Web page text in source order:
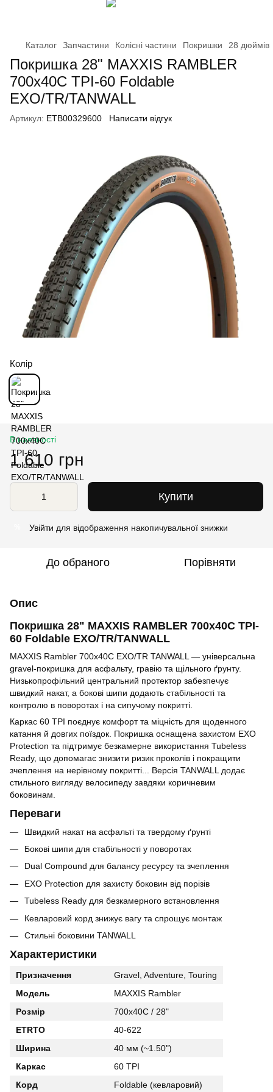
Каталог Запчастини Колісні частини Покришки 28 дюймів
Покришка 28" MAXXIS RAMBLER
700x40C TPI-60 Foldable
EXO/TR/TANWALL
Артикул: ETB00329600 Написати відгук
Колір
В наявності
1 610 грн
Купити
Увійти для відображення накопичувальної знижки
До обраного Порівняти
Опис
Покришка 28" MAXXIS RAMBLER 700x40C TPI-
60 Foldable EXO/TR/TANWALL
MAXXIS Rambler 700x40C EXO/TR TANWALL — універсальна
gravel-покришка для асфальту, гравію та щільного ґрунту.
Низькопрофільний центральний протектор забезпечує
швидкий накат, а бокові шипи додають стабільності та
контролю в поворотах і на сипучому покритті.
Каркас 60 TPI поєднує комфорт та міцність для щоденного
катання й довгих поїздок. Покришка оснащена захистом EXO
Protection та підтримує безкамерне використання Tubeless
Ready, що допомагає знизити ризик проколів і покращити
зчеплення на нерівному покритті... Версія TANWALL додає
стильного вигляду велосипеду завдяки коричневим
боковинам.
Переваги
Швидкий накат на асфальті та твердому ґрунті
Бокові шипи для стабільності у поворотах
Dual Compound для балансу ресурсу та зчеплення
EXO Protection для захисту боковин від порізів
Tubeless Ready для безкамерного встановлення
Кевларовий корд знижує вагу та спрощує монтаж
Стильні боковини TANWALL
Характеристики
Призначення
Gravel, Adventure, Touring
Модель
MAXXIS Rambler
Розмір
700x40C / 28"
ETRTO
40-622
Ширина
40 мм (~1.50")
Каркас
60 TPI
Корд
Foldable (кевларовий)